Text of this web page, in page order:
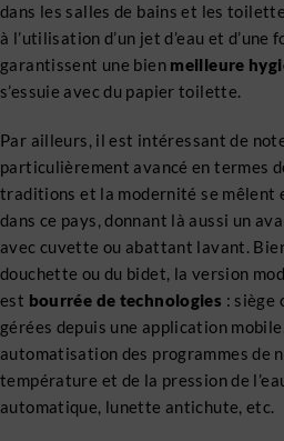
dans les salles de bains et les
à l’utilisation d’un jet d’eau et d’une
garantissent une bien meilleure
s’essuie avec du papier toilette.
Par ailleurs, il est intéressant de
particulièrement avancé en termes
traditions et la modernité se mêlent
dans ce pays, donnant là aussi un
avec cuvette ou abattant lavant.
douchette ou du bidet, la version
est bourrée de technologies : siège
gérées depuis une application
automatisation des programmes de
température et de la pression de
automatique, lunette antichute, etc.